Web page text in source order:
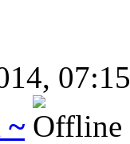
07:15
~